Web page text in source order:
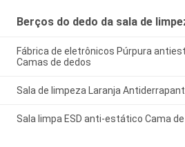
Berços do dedo da sala de
Fábrica de eletrônicos Púrpura
Camas de dedos
Sala de limpeza Laranja
Sala limpa ESD anti-estático Cama